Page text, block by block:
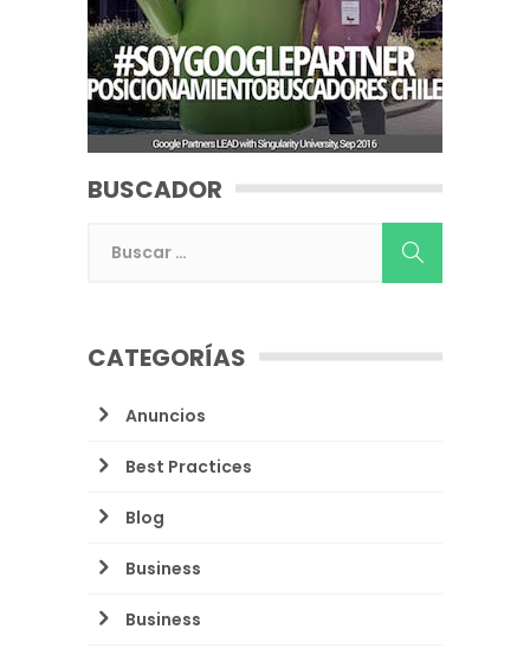
BUSCADOR
CATEGORÍAS
Anuncios
Best Practices
Blog
Business
Business